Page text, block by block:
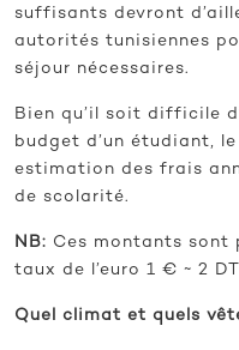
suffisants devront
autorités tunisiennes
séjour nécessaires.
Bien qu’il soit difficile
budget d’un étudiant,
estimation des frais
de scolarité.
NB: Ces montants
taux de l’euro 1 € ~ 2 DT
Quel climat et quels